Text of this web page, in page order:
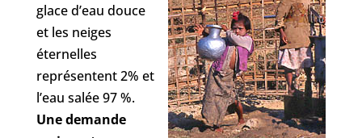
glace d’eau douce
et les neiges
éternelles
représentent 2% et
l’eau salée 97 %.
Une demande